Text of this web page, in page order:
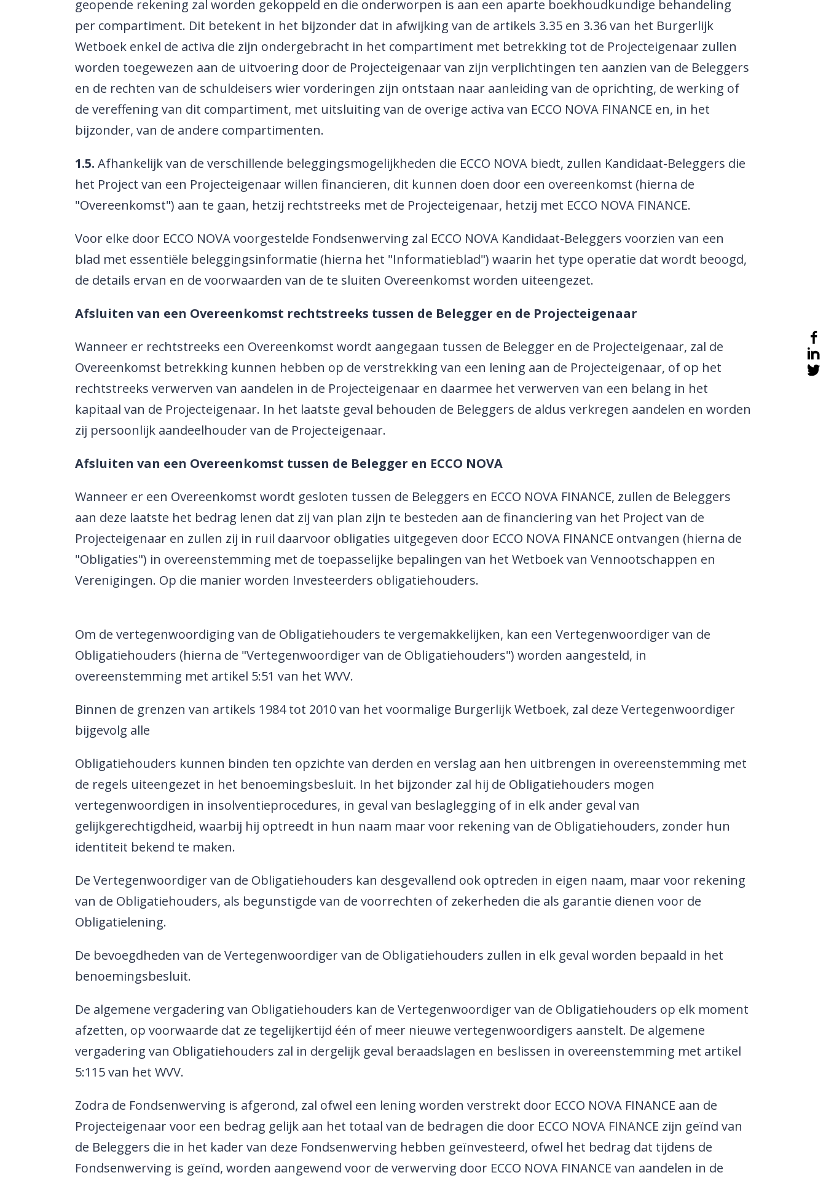
geopende rekening zal worden gekoppeld en die onderworpen is aan een aparte boekhoudkundige behandeling
per compartiment. Dit betekent in het bijzonder dat in afwijking van de artikels 3.35 en 3.36 van het Burgerlijk
Wetboek enkel de activa die zijn ondergebracht in het compartiment met betrekking tot de Projecteigenaar zullen
worden toegewezen aan de uitvoering door de Projecteigenaar van zijn verplichtingen ten aanzien van de Beleggers
en de rechten van de schuldeisers wier vorderingen zijn ontstaan naar aanleiding van de oprichting, de werking of
de vereffening van dit compartiment, met uitsluiting van de overige activa van ECCO NOVA FINANCE en, in het
bijzonder, van de andere compartimenten.
1.5. Afhankelijk van de verschillende beleggingsmogelijkheden die ECCO NOVA biedt, zullen Kandidaat-Beleggers die
het Project van een Projecteigenaar willen financieren, dit kunnen doen door een overeenkomst (hierna de
"Overeenkomst") aan te gaan, hetzij rechtstreeks met de Projecteigenaar, hetzij met ECCO NOVA FINANCE.
Voor elke door ECCO NOVA voorgestelde Fondsenwerving zal ECCO NOVA Kandidaat-Beleggers voorzien van een
blad met essentiële beleggingsinformatie (hierna het "Informatieblad") waarin het type operatie dat wordt beoogd,
de details ervan en de voorwaarden van de te sluiten Overeenkomst worden uiteengezet.
Afsluiten van een Overeenkomst rechtstreeks tussen de Belegger en de Projecteigenaar
Wanneer er rechtstreeks een Overeenkomst wordt aangegaan tussen de Belegger en de Projecteigenaar, zal de
Overeenkomst betrekking kunnen hebben op de verstrekking van een lening aan de Projecteigenaar, of op het
rechtstreeks verwerven van aandelen in de Projecteigenaar en daarmee het verwerven van een belang in het
kapitaal van de Projecteigenaar. In het laatste geval behouden de Beleggers de aldus verkregen aandelen en worden
zij persoonlijk aandeelhouder van de Projecteigenaar.
Afsluiten van een Overeenkomst tussen de Belegger en ECCO NOVA
Wanneer er een Overeenkomst wordt gesloten tussen de Beleggers en ECCO NOVA FINANCE, zullen de Beleggers
aan deze laatste het bedrag lenen dat zij van plan zijn te besteden aan de financiering van het Project van de
Projecteigenaar en zullen zij in ruil daarvoor obligaties uitgegeven door ECCO NOVA FINANCE ontvangen (hierna de
"Obligaties") in overeenstemming met de toepasselijke bepalingen van het Wetboek van Vennootschappen en
Verenigingen. Op die manier worden Investeerders obligatiehouders.
Om de vertegenwoordiging van de Obligatiehouders te vergemakkelijken, kan een Vertegenwoordiger van de
Obligatiehouders (hierna de "Vertegenwoordiger van de Obligatiehouders") worden aangesteld, in
overeenstemming met artikel 5:51 van het WVV.
Binnen de grenzen van artikels 1984 tot 2010 van het voormalige Burgerlijk Wetboek, zal deze Vertegenwoordiger
bijgevolg alle
Obligatiehouders kunnen binden ten opzichte van derden en verslag aan hen uitbrengen in overeenstemming met
de regels uiteengezet in het benoemingsbesluit. In het bijzonder zal hij de Obligatiehouders mogen
vertegenwoordigen in insolventieprocedures, in geval van beslaglegging of in elk ander geval van
gelijkgerechtigdheid, waarbij hij optreedt in hun naam maar voor rekening van de Obligatiehouders, zonder hun
identiteit bekend te maken.
De Vertegenwoordiger van de Obligatiehouders kan desgevallend ook optreden in eigen naam, maar voor rekening
van de Obligatiehouders, als begunstigde van de voorrechten of zekerheden die als garantie dienen voor de
Obligatielening.
De bevoegdheden van de Vertegenwoordiger van de Obligatiehouders zullen in elk geval worden bepaald in het
benoemingsbesluit.
De algemene vergadering van Obligatiehouders kan de Vertegenwoordiger van de Obligatiehouders op elk moment
afzetten, op voorwaarde dat ze tegelijkertijd één of meer nieuwe vertegenwoordigers aanstelt. De algemene
vergadering van Obligatiehouders zal in dergelijk geval beraadslagen en beslissen in overeenstemming met artikel
5:115 van het WVV.
Zodra de Fondsenwerving is afgerond, zal ofwel een lening worden verstrekt door ECCO NOVA FINANCE aan de
Projecteigenaar voor een bedrag gelijk aan het totaal van de bedragen die door ECCO NOVA FINANCE zijn geïnd van
de Beleggers die in het kader van deze Fondsenwerving hebben geïnvesteerd, ofwel het bedrag dat tijdens de
Fondsenwerving is geïnd, worden aangewend voor de verwerving door ECCO NOVA FINANCE van aandelen in de